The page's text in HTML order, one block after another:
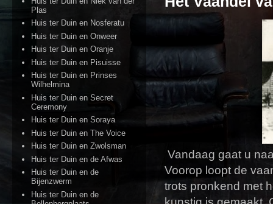
Vandaag gaat u
Voorop loopt de
trots pronkend met
Plas
Huis ter Duin en Nosferatu
Huis ter Duin en Onweer
Huis ter Duin en Oranje
Huis ter Duin en Pisuisse
Huis ter Duin en Prinses
Wilhelmina
Huis ter Duin en Secret
Ceremony
Huis ter Duin en Soraya
Huis ter Duin en The Voice
Huis ter Duin en Zwolsman
Huis ter Duin en de Afwas
Huis ter Duin en de
Bijenzwerm
Huis ter Duin en de